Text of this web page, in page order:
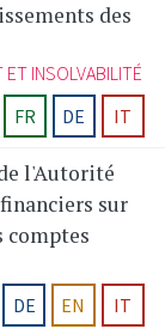
des
INSOLVABILITÉ
FR
DE IT
l'Autorité
sur
comptes
DE EN IT